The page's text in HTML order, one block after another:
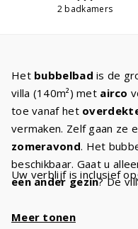
2 badkamers
Het bubbelbad is de
villa (140m²) met airco
toe vanaf het
vermaken. Zelf gaan ze
zomeravond. Het
beschikbaar. Gaat u
een ander gezin? De
Canal Digital TV zorgt
Uw verblijf is inclusief
Meer tonen